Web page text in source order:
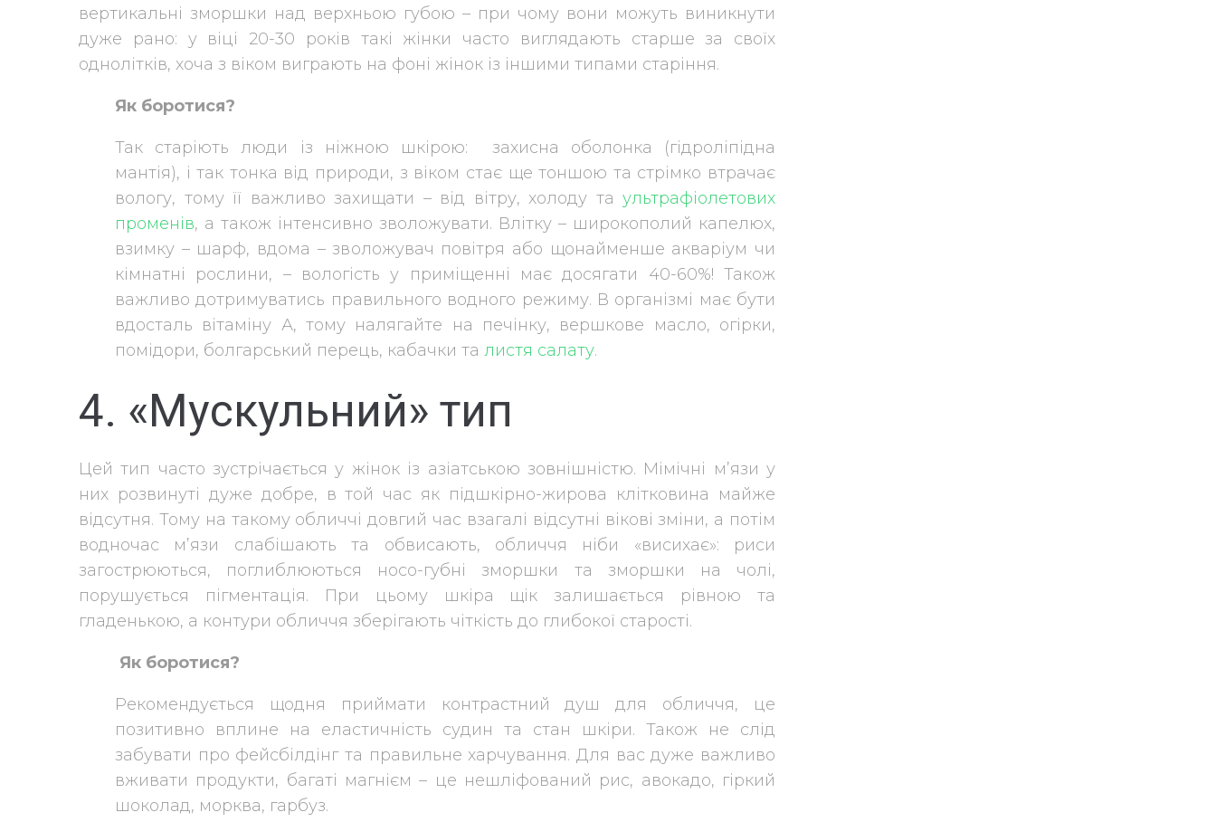
вертикальні зморшки над верхньою губою – при чому вони можуть виникнути
дуже рано: у віці 20-30 років такі жінки часто виглядають старше за своїх
однолітків, хоча з віком виграють на фоні жінок із іншими типами старіння.
Як боротися?
Так старіють люди із ніжною шкірою: захисна оболонка (гідроліпідна
мантія), і так тонка від природи, з віком стає ще тоншою та стрімко втрачає
вологу, тому її важливо захищати – від вітру, холоду та ультрафіолетових
променів, а також інтенсивно зволожувати. Влітку – широкополий капелюх,
взимку – шарф, вдома – зволожувач повітря або щонайменше акваріум чи
кімнатні рослини, – вологість у приміщенні має досягати 40-60%! Також
важливо дотримуватись правильного водного режиму. В організмі має бути
вдосталь вітаміну А, тому налягайте на печінку, вершкове масло, огірки,
помідори, болгарський перець, кабачки та листя салату.
4. «Мускульний» тип
Цей тип часто зустрічається у жінок із азіатською зовнішністю. Мімічні м’язи у
них розвинуті дуже добре, в той час як підшкірно-жирова клітковина майже
відсутня. Тому на такому обличчі довгий час взагалі відсутні вікові зміни, а потім
водночас м’язи слабішають та обвисають, обличчя ніби «висихає»: риси
загострюються, поглиблюються носо-губні зморшки та зморшки на чолі,
порушується пігментація. При цьому шкіра щік залишається рівною та
гладенькою, а контури обличчя зберігають чіткість до глибокої старості.
Як боротися?
Рекомендується щодня приймати контрастний душ для обличчя, це
позитивно вплине на еластичність судин та стан шкіри. Також не слід
забувати про фейсбілдінг та правильне харчування. Для вас дуже важливо
вживати продукти, багаті магнієм – це нешліфований рис, авокадо, гіркий
шоколад, морква, гарбуз.